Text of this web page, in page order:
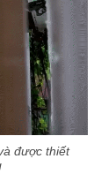
được thiết